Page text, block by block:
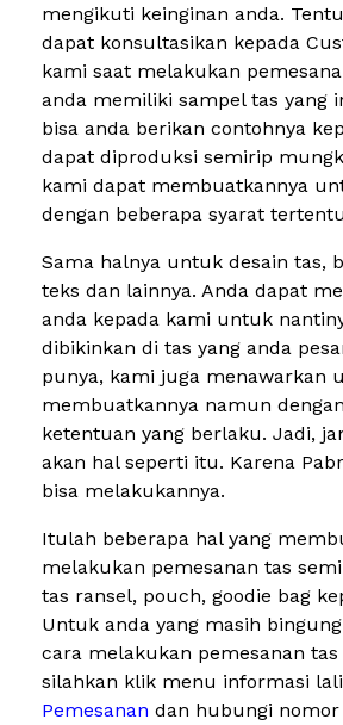
mengikuti keinginan anda.
dapat konsultasikan kepada
kami saat melakukan
anda memiliki sampel tas yang
bisa anda berikan contohnya
dapat diproduksi semirip
kami dapat membuatkannya
dengan beberapa syarat
Sama halnya untuk desain tas,
teks dan lainnya. Anda dapat
anda kepada kami untuk
dibikinkan di tas yang anda
punya, kami juga menawarkan
membuatkannya namun
ketentuan yang berlaku. Jadi,
akan hal seperti itu. Karena
bisa melakukannya.
Itulah beberapa hal yang
melakukan pemesanan tas
tas ransel, pouch, goodie bag
Untuk anda yang masih
cara melakukan pemesanan tas
silahkan klik menu informasi lali
Pemesanan dan hubungi nomor